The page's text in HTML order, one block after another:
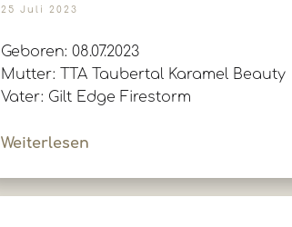
25 Juli 2023
Geboren: 08.07.2023
Mutter: TTA Taubertal Karamel Beauty
Vater: Gilt Edge Firestorm
Weiterlesen